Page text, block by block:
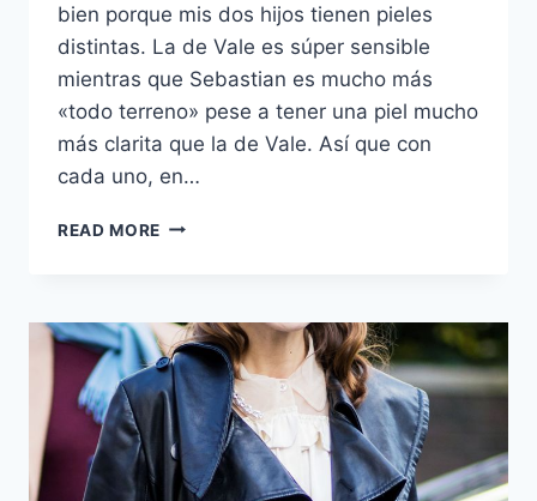
bien porque mis dos hijos tienen pieles
distintas. La de Vale es súper sensible
mientras que Sebastian es mucho más
«todo terreno» pese a tener una piel mucho
más clarita que la de Vale. Así que con
cada uno, en…
READ MORE TE
LÍNEA
JOHNSON’S